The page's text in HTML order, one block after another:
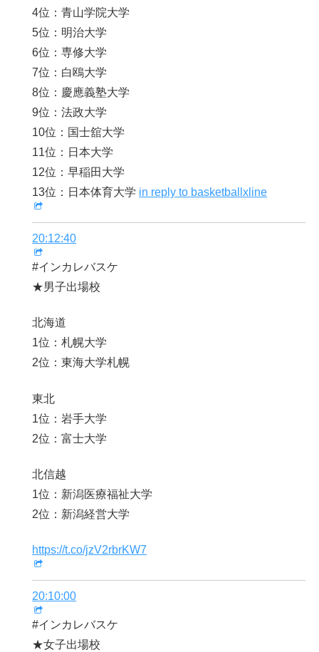
4位：青山学院大学
5位：明治大学
6位：専修大学
7位：白鴎大学
8位：慶應義塾大学
9位：法政大学
10位：国士舘大学
11位：日本大学
12位：早稲田大学
13位：日本体育大学 in reply to basketballxline
20:12:40
#インカレバスケ
★男子出場校
北海道
1位：札幌大学
2位：東海大学札幌
東北
1位：岩手大学
2位：富士大学
北信越
1位：新潟医療福祉大学
2位：新潟経営大学
https://t.co/jzV2rbrKW7
20:10:00
#インカレバスケ
★女子出場校